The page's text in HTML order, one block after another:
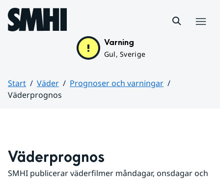
Hoppa till sidans innehåll
Varning
Gul, Sverige
Start Väder
Prognoser och varningar
Väderprognos
Väderprognos
SMHI publicerar väderfilmer måndagar, onsdagar och